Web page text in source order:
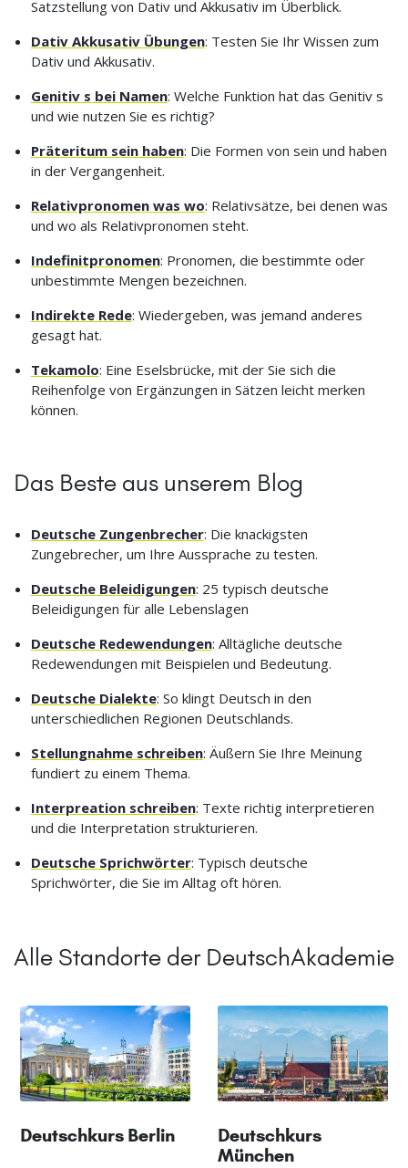
Satzstellung von Dativ und Akkusativ im Überblick.
Dativ Akkusativ Übungen: Testen Sie Ihr Wissen zum
Dativ und Akkusativ.
Genitiv s bei Namen: Welche Funktion hat das Genitiv s
und wie nutzen Sie es richtig?
Präteritum sein haben: Die Formen von sein und haben
in der Vergangenheit.
Relativpronomen was wo: Relativsätze, bei denen was
und wo als Relativpronomen steht.
Indefinitpronomen: Pronomen, die bestimmte oder
unbestimmte Mengen bezeichnen.
Indirekte Rede: Wiedergeben, was jemand anderes
gesagt hat.
Tekamolo: Eine Eselsbrücke, mit der Sie sich die
Reihenfolge von Ergänzungen in Sätzen leicht merken
können.
Das Beste aus unserem Blog
Deutsche Zungenbrecher: Die knackigsten
Zungebrecher, um Ihre Aussprache zu testen.
Deutsche Beleidigungen: 25 typisch deutsche
Beleidigungen für alle Lebenslagen
Deutsche Redewendungen: Alltägliche deutsche
Redewendungen mit Beispielen und Bedeutung.
Deutsche Dialekte: So klingt Deutsch in den
unterschiedlichen Regionen Deutschlands.
Stellungnahme schreiben: Äußern Sie Ihre Meinung
fundiert zu einem Thema.
Interpreation schreiben: Texte richtig interpretieren
und die Interpretation strukturieren.
Deutsche Sprichwörter: Typisch deutsche
Sprichwörter, die Sie im Alltag oft hören.
Alle Standorte der DeutschAkademie
Deutschkurs Berlin
Deutschkurs
München